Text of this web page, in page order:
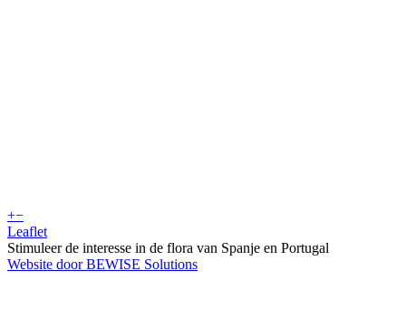
+−
Leaflet
Stimuleer de interesse in de flora van Spanje en Portugal
Website door BEWISE Solutions